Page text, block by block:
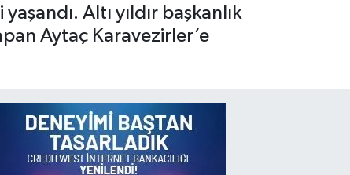
Altı yıldır başkanlık
Aytaç Karavezirler’e